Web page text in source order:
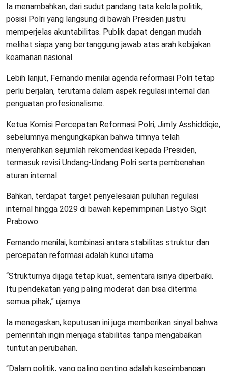
Ia menambahkan, dari sudut pandang tata kelola politik,
posisi Polri yang langsung di bawah Presiden justru
memperjelas akuntabilitas. Publik dapat dengan mudah
melihat siapa yang bertanggung jawab atas arah kebijakan
keamanan nasional.
Lebih lanjut, Fernando menilai agenda reformasi Polri tetap
perlu berjalan, terutama dalam aspek regulasi internal dan
penguatan profesionalisme.
Ketua Komisi Percepatan Reformasi Polri, Jimly Asshiddiqie,
sebelumnya mengungkapkan bahwa timnya telah
menyerahkan sejumlah rekomendasi kepada Presiden,
termasuk revisi Undang-Undang Polri serta pembenahan
aturan internal.
Bahkan, terdapat target penyelesaian puluhan regulasi
internal hingga 2029 di bawah kepemimpinan Listyo Sigit
Prabowo.
Fernando menilai, kombinasi antara stabilitas struktur dan
percepatan reformasi adalah kunci utama.
“Strukturnya dijaga tetap kuat, sementara isinya diperbaiki.
Itu pendekatan yang paling moderat dan bisa diterima
semua pihak,” ujarnya.
Ia menegaskan, keputusan ini juga memberikan sinyal bahwa
pemerintah ingin menjaga stabilitas tanpa mengabaikan
tuntutan perubahan.
“Dalam politik, yang paling penting adalah keseimbangan.